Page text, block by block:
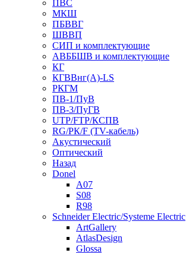
ПВС
МКШ
ПБВВГ
ШВВП
СИП и комплектующие
АВББШВ и комплектующие
КГ
КГВВнг(А)-LS
РКГМ
ПВ-1/ПуВ
ПВ-3/ПуГВ
UTP/FTP/КСПВ
RG/РК/F (TV-кабель)
Акустический
Оптический
Назад
Donel
A07
S08
R98
Schneider Electric/Systeme Electric
ArtGallery
AtlasDesign
Glossa